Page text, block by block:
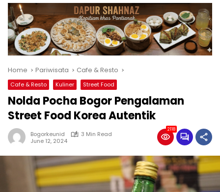
Home Pariwisata Cafe & Resto
Cafe & Resto Kuliner Street Food
Nolda Pocha Bogor Pengalaman
Street Food Korea Autentik
Bogorkeunid
3 Min Read
June 12, 2024
2118